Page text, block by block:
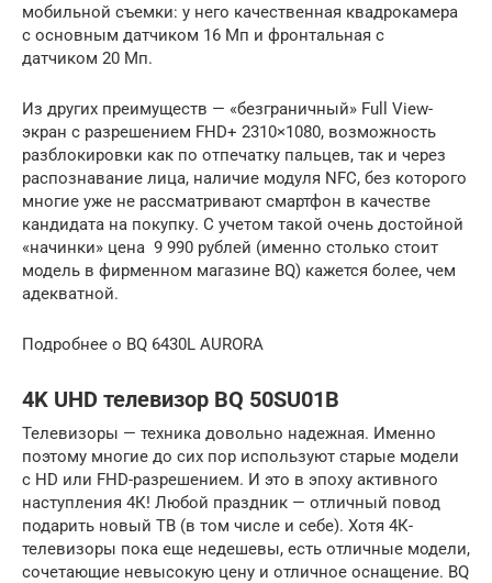
мобильной съемки: у него качественная квадрокамера
с основным датчиком 16 Мп и фронтальная с
датчиком 20 Мп.
Из других преимуществ — «безграничный» Full View-
экран с разрешением FHD+ 2310×1080, возможность
разблокировки как по отпечатку пальцев, так и через
распознавание лица, наличие модуля NFC, без которого
многие уже не рассматривают смартфон в качестве
кандидата на покупку. С учетом такой очень достойной
«начинки» цена 9 990 рублей (именно столько стоит
модель в фирменном магазине BQ) кажется более, чем
адекватной.
Подробнее о BQ 6430L AURORA
4K UHD телевизор BQ 50SU01B
Телевизоры — техника довольно надежная. Именно
поэтому многие до сих пор используют старые модели
с HD или FHD-разрешением. И это в эпоху активного
наступления 4К! Любой праздник — отличный повод
подарить новый ТВ (в том числе и себе). Хотя 4К-
телевизоры пока еще недешевы, есть отличные модели,
сочетающие невысокую цену и отличное оснащение. BQ